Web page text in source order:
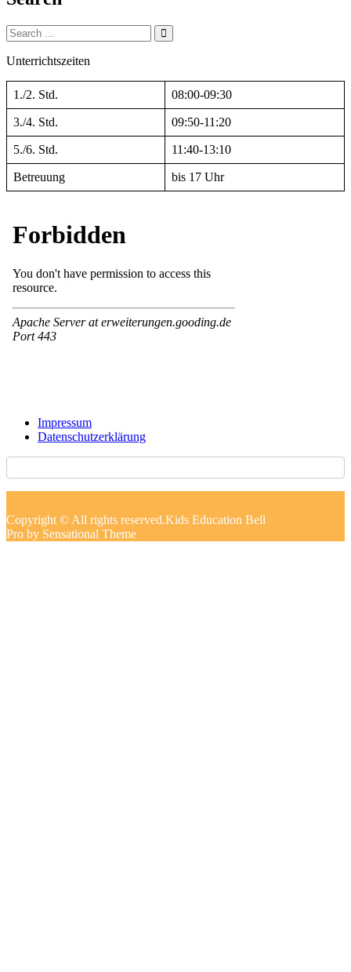
Search
for:
Unterrichtszeiten
1./2. Std. 08:00-09:30
3./4. Std. 09:50-11:20
5./6. Std. 11:40-13:10
Betreuung bis 17 Uhr
Impressum
Datenschutzerklärung
Copyright © All rights reserved.Kids Education Bell
Pro by Sensational Theme